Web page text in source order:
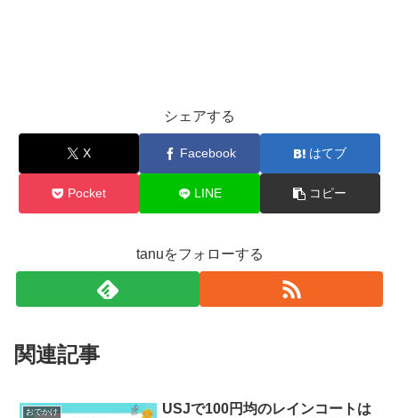
シェアする
X Facebook はてブ
Pocket LINE コピー
tanuをフォローする
関連記事
おでかけ
USJで100円均のレインコートは